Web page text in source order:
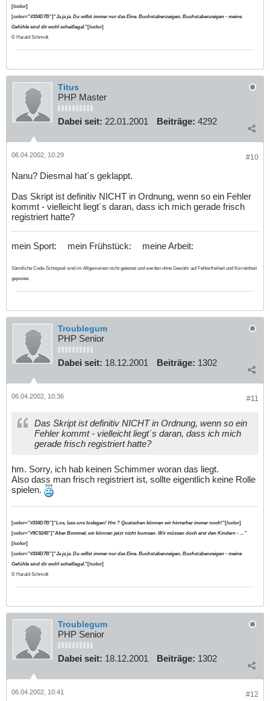
[/color]
[color="#334D7B"]"Ja ja ja. Du willst immer nur das Eine. Buchstabenzeigen, Buchstabenzeigen - meine
Gefühle sind dir wohl scheißegal."[/color]
© Harald Schmidt
Titus
PHP Master
Dabei seit: 22.01.2001 Beiträge: 4292
#10
06.04.2002, 10:29
Nanu? Diesmal hat´s geklappt.
Das Skript ist definitiv NICHT in Ordnung, wenn so ein Fehler
kommt - vielleicht liegt´s daran, dass ich mich gerade frisch
registriert hatte?
mein Sport: mein Frühstück: meine Arbeit:
Sämtliche Code-Schnipsel sind im Allgemeinen nicht getestet und werden ohne Gewähr auf Fehlerfreiheit und Korrektheit
gepostet.
Troublegum
PHP Senior
Dabei seit: 18.12.2001 Beiträge: 1302
#11
06.04.2002, 10:36
Das Skript ist definitiv NICHT in Ordnung, wenn so ein
Fehler kommt - vielleicht liegt´s daran, dass ich mich
gerade frisch registriert hatte?
hm. Sorry, ich hab keinen Schimmer woran das liegt.
Also dass man frisch registriert ist, sollte eigentlich keine Rolle
spielen.
[color="#334D7B"]"Los, lass uns loslegen! Hm ? Quatschen können wir hinterher immer noch!"[/color]
[color="#9C5245"]"Aber Bommel, wir können jetzt nicht bumsen. Wir müssen doch erst den Kindern - ... "
[/color]
[color="#334D7B"]"Ja ja ja. Du willst immer nur das Eine. Buchstabenzeigen, Buchstabenzeigen - meine
Gefühle sind dir wohl scheißegal."[/color]
© Harald Schmidt
Troublegum
PHP Senior
Dabei seit: 18.12.2001 Beiträge: 1302
#12
06.04.2002, 10:41